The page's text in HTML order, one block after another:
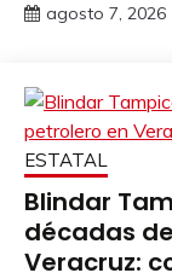
agosto 7, 2026
ESTATAL
Blindar
décadas
Veracruz: